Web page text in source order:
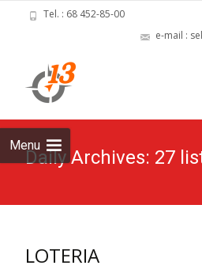
Tel. : 68 452-85-00
e-mail :
Menu
Daily Archives: 27
LOTERIA